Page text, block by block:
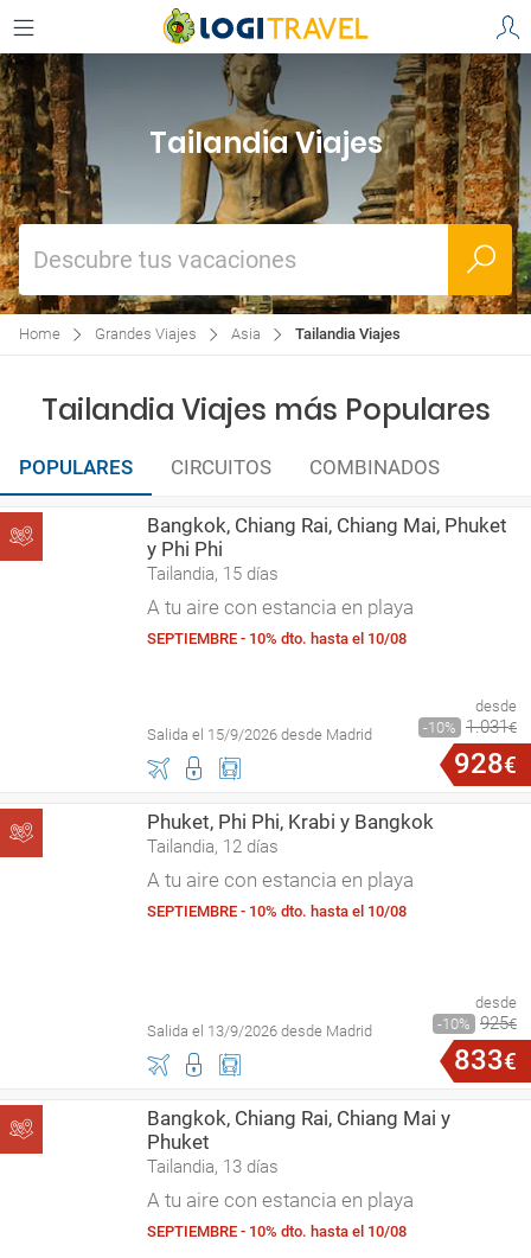
Tailandia Viajes
Descubre tus vacaciones
Home Grandes Viajes Asia Tailandia Viajes
Tailandia Viajes más Populares
POPULARES CIRCUITOS COMBINADOS
Bangkok, Chiang Rai, Chiang Mai, Phuket
y Phi Phi
Tailandia, 15 días
A tu aire con estancia en playa
SEPTIEMBRE - 10% dto. hasta el 10/08
Salida el 15/9/2026 desde Madrid
desde
10
1.031€
928€
Phuket, Phi Phi, Krabi y Bangkok
Tailandia, 12 días
A tu aire con estancia en playa
SEPTIEMBRE - 10% dto. hasta el 10/08
Salida el 13/9/2026 desde Madrid
desde
10
925€
833€
Bangkok, Chiang Rai, Chiang Mai y
Phuket
Tailandia, 13 días
A tu aire con estancia en playa
SEPTIEMBRE - 10% dto. hasta el 10/08